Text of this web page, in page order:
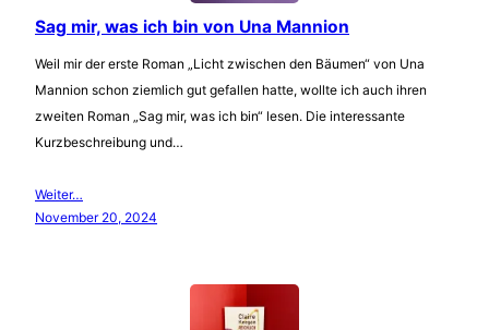
Sag mir, was ich bin von Una Mannion
Weil mir der erste Roman „Licht zwischen den Bäumen“ von Una
Mannion schon ziemlich gut gefallen hatte, wollte ich auch ihren
zweiten Roman „Sag mir, was ich bin“ lesen. Die interessante
Kurzbeschreibung und…
Weiter…
November 20, 2024